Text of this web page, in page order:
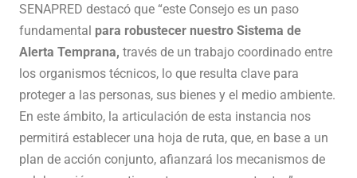
SENAPRED destacó que “este Consejo es un paso
fundamental para robustecer nuestro Sistema de
Alerta Temprana, través de un trabajo coordinado entre
los organismos técnicos, lo que resulta clave para
proteger a las personas, sus bienes y el medio ambiente.
En este ámbito, la articulación de esta instancia nos
permitirá establecer una hoja de ruta, que, en base a un
plan de acción conjunto, afianzará los mecanismos de